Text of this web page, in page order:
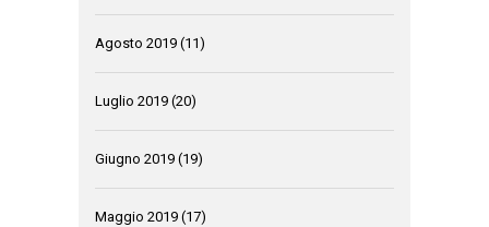
Agosto 2019 (11)
Luglio 2019 (20)
Giugno 2019 (19)
Maggio 2019 (17)